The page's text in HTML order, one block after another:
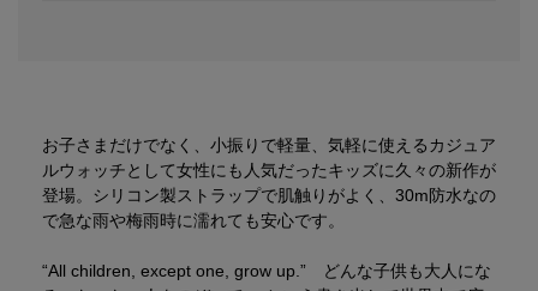
お子さまだけでなく、小振りで軽量、気軽に使えるカジュア
ルウォッチとして女性にも人気だったキッズに久々の新作が
登場。シリコン製ストラップで肌触りがよく、30m防水なの
で急な雨や梅雨時に濡れても安心です。
“All children, except one, grow up.” どんな子供も大人にな